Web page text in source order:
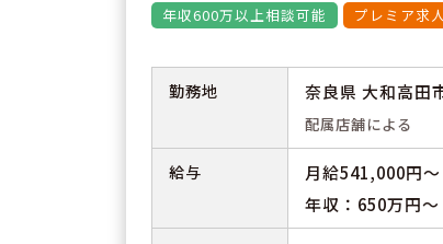
年収600万以上相談可能 プレミア求人
勤務地 奈良県 大和高田
配属店舗による
給与
月給541,000円
年収：650万円～